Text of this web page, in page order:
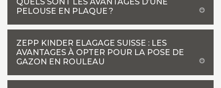
PELOUSE EN PLAQUE ?
ZEPP KINDER ELAGAGE SUISSE : LES
AVANTAGES À OPTER POUR LA POSE DE
GAZON EN ROULEAU